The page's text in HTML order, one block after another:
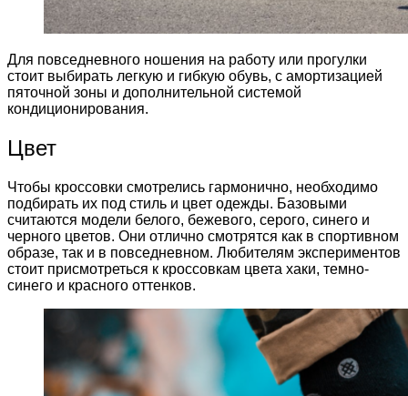
Для повседневного ношения на работу или прогулки
стоит выбирать легкую и гибкую обувь, с амортизацией
пяточной зоны и дополнительной системой
кондиционирования.
Цвет
Чтобы кроссовки смотрелись гармонично, необходимо
подбирать их под стиль и цвет одежды. Базовыми
считаются модели белого, бежевого, серого, синего и
черного цветов. Они отлично смотрятся как в спортивном
образе, так и в повседневном. Любителям экспериментов
стоит присмотреться к кроссовкам цвета хаки, темно-
синего и красного оттенков.